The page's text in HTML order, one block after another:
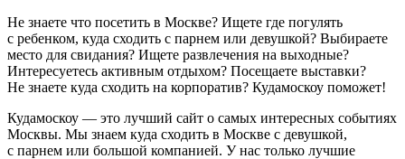
Не знаете что посетить в Москве? Ищете где погулять
с ребенком, куда сходить с парнем или девушкой? Выбираете
место для свидания? Ищете развлечения на выходные?
Интересуетесь активным отдыхом? Посещаете выставки?
Не знаете куда сходить на корпоратив? Кудамоскоу поможет!
Кудамоскоу — это лучший сайт о самых интересных событиях
Москвы. Мы знаем куда сходить в Москве с девушкой,
с парнем или большой компанией. У нас только лучшие